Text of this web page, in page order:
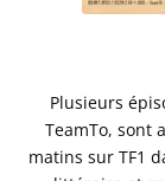
Plusieurs
TeamTo, sont
matins sur TF1